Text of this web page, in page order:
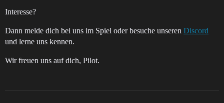
Interesse?
Dann melde dich bei uns im Spiel oder besuche unseren Discord
und lerne uns kennen.
Wir freuen uns auf dich, Pilot.